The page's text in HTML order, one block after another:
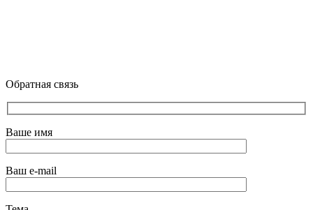
Обратная связь
Ваше имя
Ваш e-mail